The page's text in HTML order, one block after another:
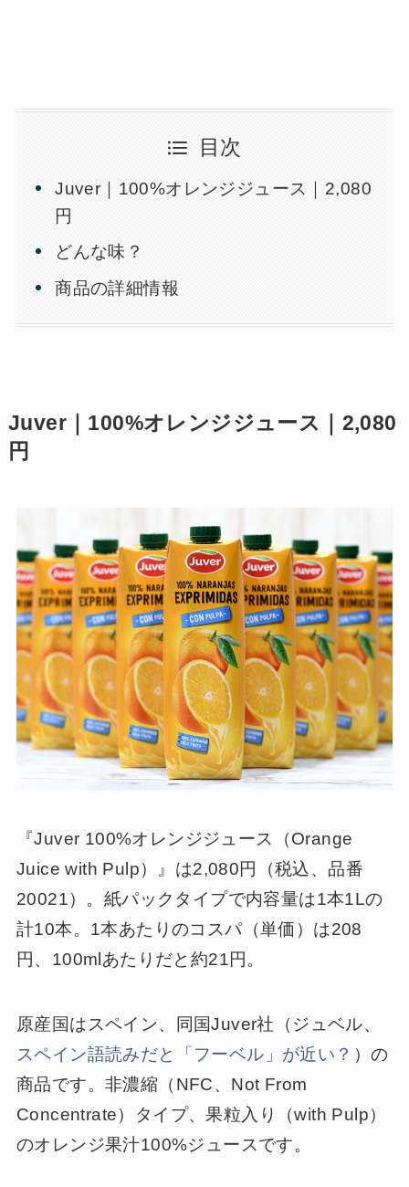
目次
Juver｜100%オレンジジュース｜2,080
円
どんな味？
商品の詳細情報
Juver｜100%オレンジジュース｜2,080
円
『Juver 100%オレンジジュース（Orange
Juice with Pulp）』は2,080円（税込、品番
20021）。紙パックタイプで内容量は1本1Lの
計10本。1本あたりのコスパ（単価）は208
円、100mlあたりだと約21円。
原産国はスペイン、同国Juver社（ジュベル、
スペイン語読みだと「フーベル」が近い？ ）の
商品です。非濃縮（NFC、Not From
Concentrate）タイプ、果粒入り（with Pulp）
のオレンジ果汁100%ジュースです。